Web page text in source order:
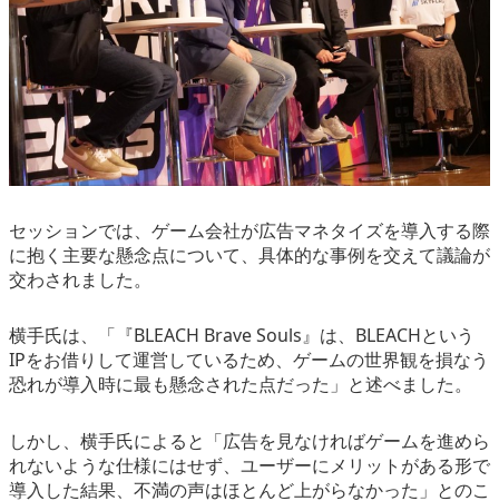
セッションでは、ゲーム会社が広告マネタイズを導入する際
に抱く主要な懸念点について、具体的な事例を交えて議論が
交わされました。
横手氏は、「『BLEACH Brave Souls』は、BLEACHという
IPをお借りして運営しているため、ゲームの世界観を損なう
恐れが導入時に最も懸念された点だった」と述べました。
しかし、横手氏によると「広告を見なければゲームを進めら
れないような仕様にはせず、ユーザーにメリットがある形で
導入した結果、不満の声はほとんど上がらなかった」とのこ